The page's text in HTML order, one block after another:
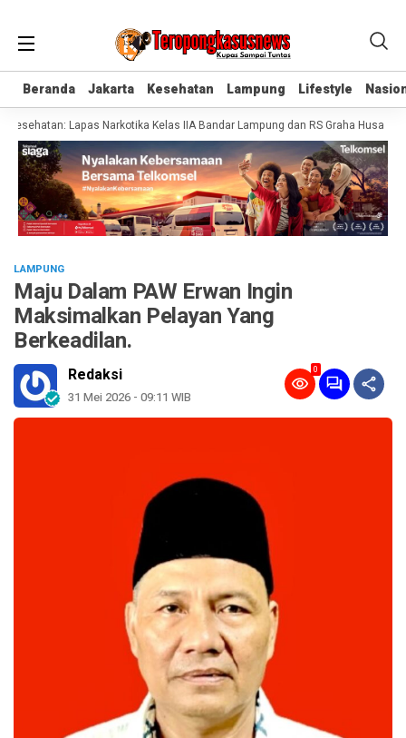
Beranda Jakarta Kesehatan Lampung Lifestyle
Beranda Jakarta Kesehatan Lampung Lifestyle
Lapas Narkotika Kelas IIA Bandar Lampung dan RS Graha Husada
LAMPUNG
Maju Dalam PAW Erwan Ingin
Maksimalkan Pelayan Yang
Berkeadilan.
Redaksi
31 Mei 2026 - 09:11 WIB
0